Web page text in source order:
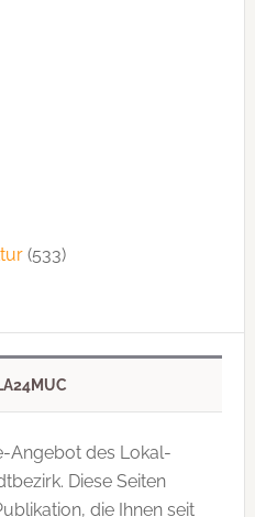
(533)
Angebot des Lokal-
Diese Seiten
die Ihnen seit